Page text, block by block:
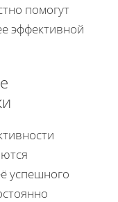
помогут
эффективной
успешного